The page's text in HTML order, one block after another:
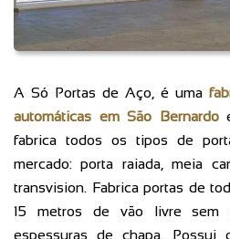
A Só Portas de Aço, é uma
automáticas em São Bernardo
fabrica todos os tipos de
mercado: porta raiada, meia
transvision. Fabrica portas de
15 metros de vão livre sem
espessuras de chapa. Possui